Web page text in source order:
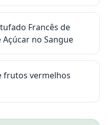
Francês de
Açúcar no Sangue
frutos vermelhos